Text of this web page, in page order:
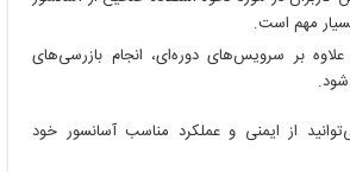
مهم است.
علاوه بر سرویس‌های دوره‌ای، انجام بازرسی‌های
از ایمنی و عملکرد مناسب آسانسور خود